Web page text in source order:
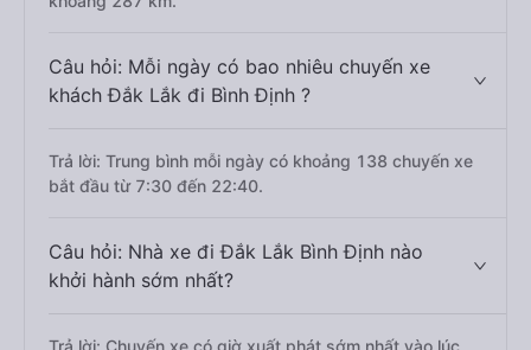
Câu hỏi: Mỗi ngày có bao nhiêu chuyến xe
khách Đắk Lắk đi Bình Định ?
Trả lời: Trung bình mỗi ngày có khoảng 138 chuyến xe
bắt đầu từ 7:30 đến 22:40.
Câu hỏi: Nhà xe đi Đắk Lắk Bình Định nào
khởi hành sớm nhất?
Trả lời: Chuyến xe có giờ xuất phát sớm nhất vào lúc